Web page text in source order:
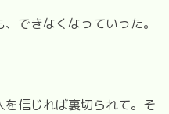
できなくなっていった。
信じれば裏切られて。そ